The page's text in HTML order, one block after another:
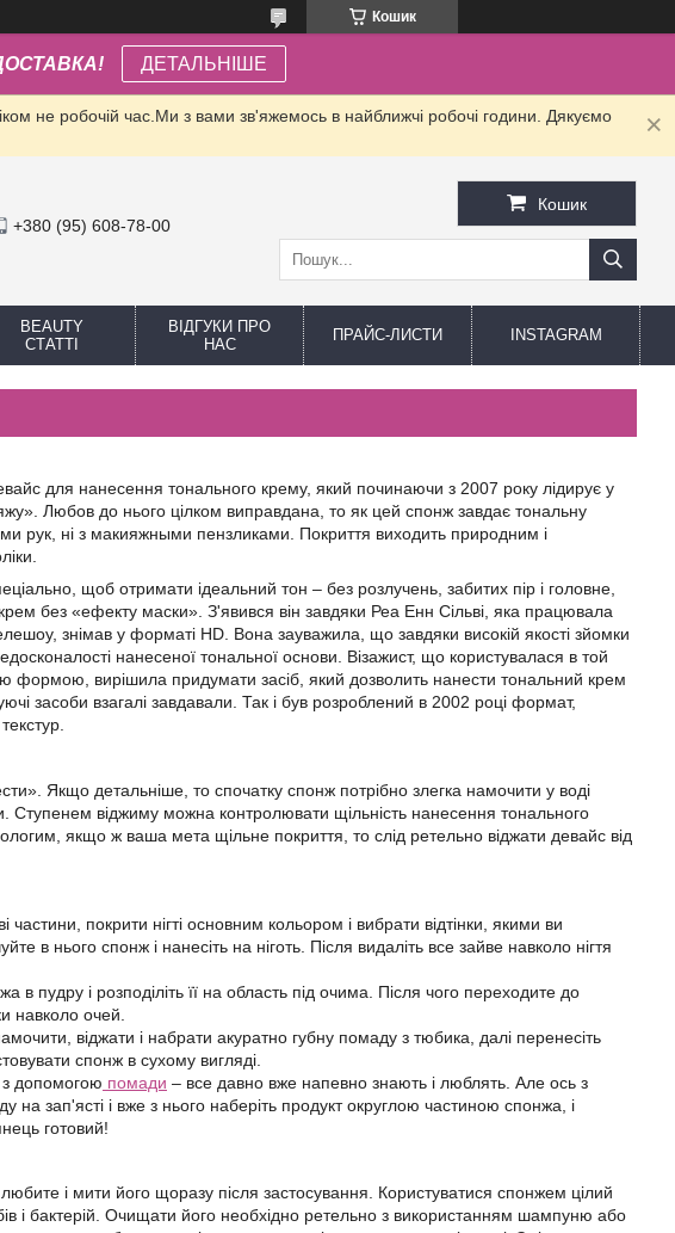
Кошик
ДЕТАЛЬНІШЕ
не робочій час.Ми з вами зв'яжемось в найближчі робочі години. Дякуємо
+380 (95) 608-78-00
Кошик
BEAUTY
СТАТТІ
ВІДГУКИ ПРО
НАС
ПРАЙС-ЛИСТИ INSTAGRAM
для нанесення тонального крему, який починаючи з 2007 року лідирує у
Любов до нього цілком виправдана, то як цей спонж завдає тональну
рук, ні з макияжными пензликами. Покриття виходить природним і
щоб отримати ідеальний тон – без розлучень, забитих пір і головне,
без «ефекту маски». З'явився він завдяки Реа Енн Сільві, яка працювала
знімав у форматі HD. Вона зауважила, що завдяки високій якості зйомки
нанесеної тональної основи. Візажист, що користувалася в той
формою, вирішила придумати засіб, який дозволить нанести тональний крем
засоби взагалі завдавали. Так і був розроблений в 2002 році формат,
Якщо детальніше, то спочатку спонж потрібно злегка намочити у воді
Ступенем віджиму можна контролювати щільність нанесення тонального
якщо ж ваша мета щільне покриття, то слід ретельно віджати девайс від
частини, покрити нігті основним кольором і вибрати відтінки, якими ви
в нього спонж і нанесіть на ніготь. Після видаліть все зайве навколо нігтя
в пудру і розподіліть її на область під очима. Після чого переходите до
навколо очей.
віджати і набрати акуратно губну помаду з тюбика, далі перенесіть
спонж в сухому вигляді.
допомогою помади – все давно вже напевно знають і люблять. Але ось з
зап'ясті і вже з нього наберіть продукт округлою частиною спонжа, і
готовий!
і мити його щоразу після застосування. Користуватися спонжем цілий
і бактерій. Очищати його необхідно ретельно з використанням шампуню або